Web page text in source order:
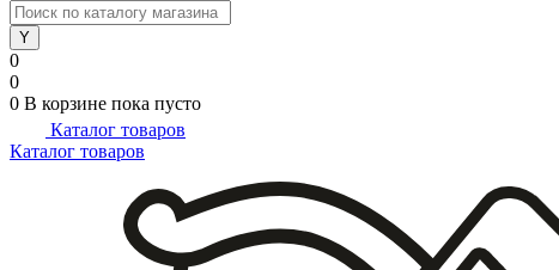
0
0
0 В корзине пока пусто
Каталог товаров
Каталог товаров